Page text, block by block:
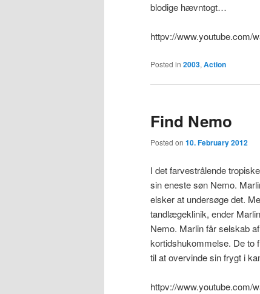
blodige hævntogt…
httpv://www.youtube.com/
Posted in 2003, Action
Find Nemo
Posted on 10. February 2012
I det farvestrålende
sin eneste søn Nemo.
elsker at undersøge det.
tandlægeklinik, ender
Nemo. Marlin får selskab
kortidshukommelse. De to
til at overvinde sin frygt i
httpv://www.youtube.com/